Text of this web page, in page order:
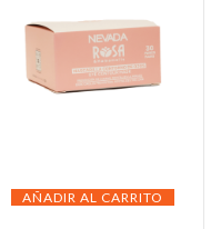
AÑADIR AL CARRITO